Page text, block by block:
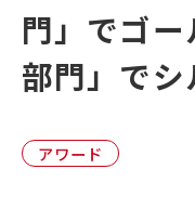
門」でゴ
部門」で
アワード